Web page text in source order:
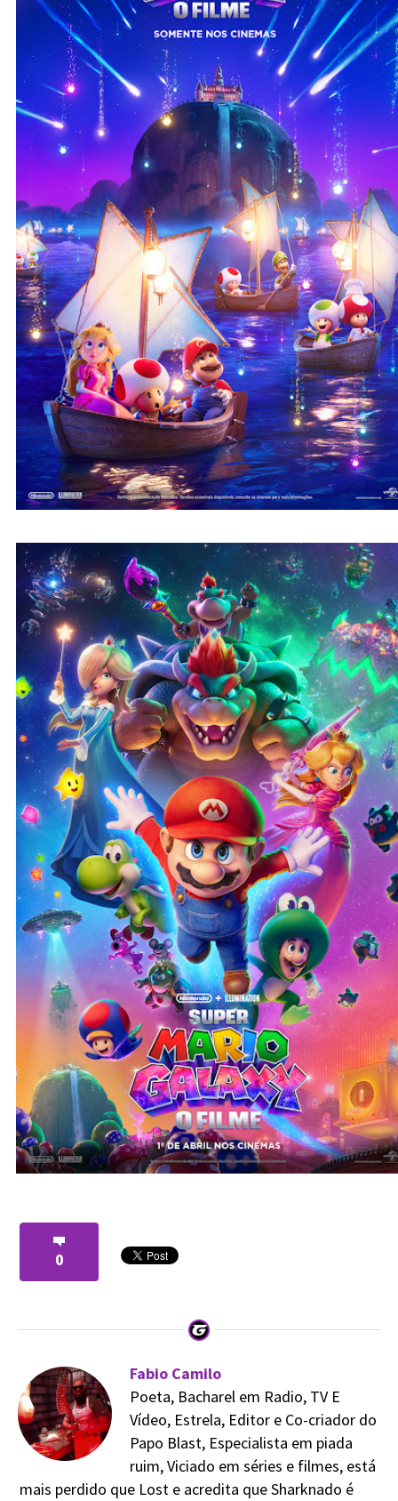
0
Fabio Camilo
Poeta, Bacharel em Radio, TV E
Vídeo, Estrela, Editor e Co-criador do
Papo Blast, Especialista em piada
ruim, Viciado em séries e filmes, está
mais perdido que Lost e acredita que Sharknado é